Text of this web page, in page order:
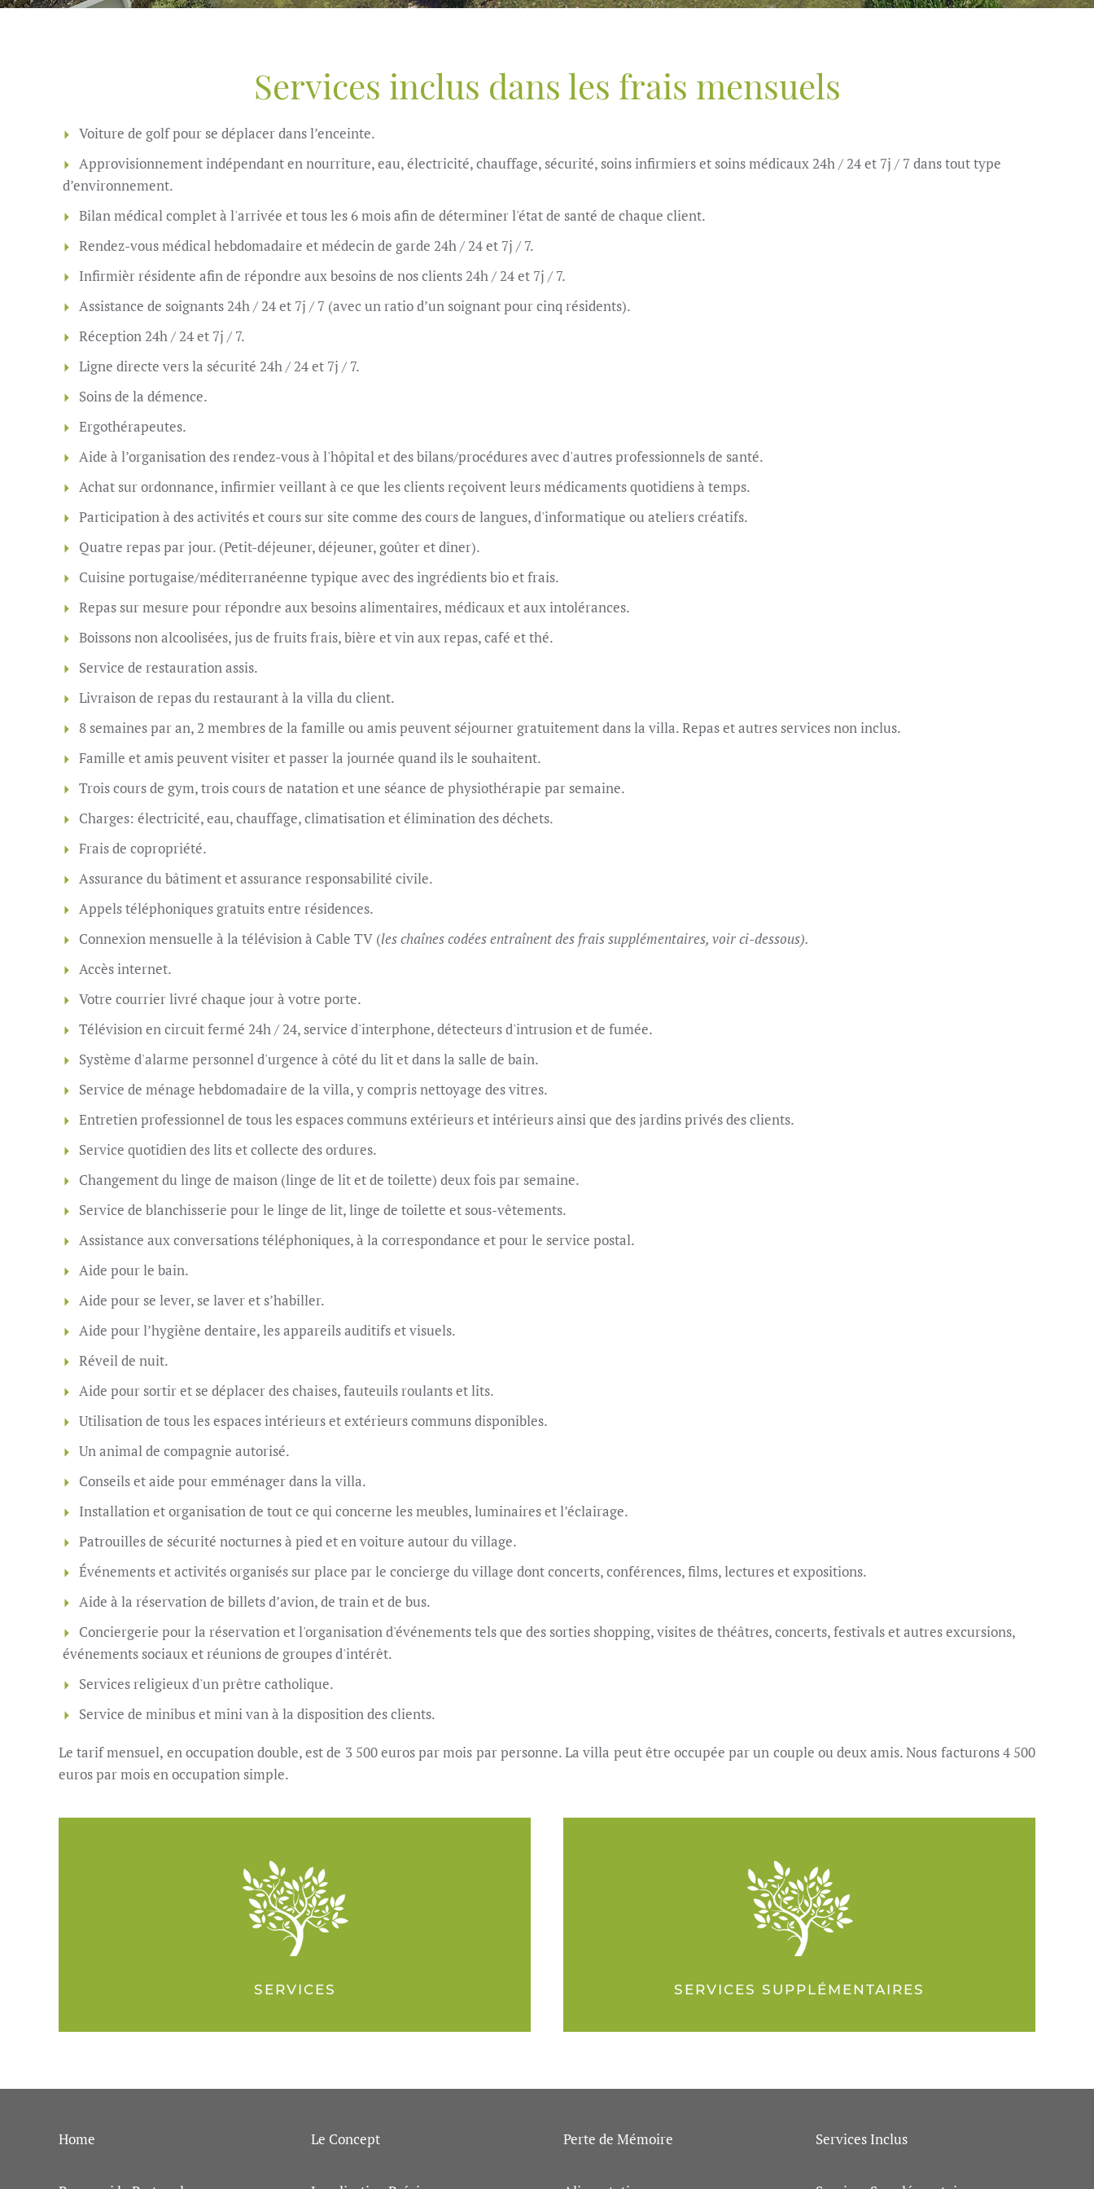
Services inclus dans les frais mensuels
Voiture de golf pour se déplacer dans l’enceinte.
Approvisionnement indépendant en nourriture, eau, électricité, chauffage, sécurité, soins infirmiers et soins médicaux 24h / 24 et 7j / 7 dans tout type
d’environnement.
Bilan médical complet à l'arrivée et tous les 6 mois afin de déterminer l'état de santé de chaque client.
Rendez-vous médical hebdomadaire et médecin de garde 24h / 24 et 7j / 7.
Infirmièr résidente afin de répondre aux besoins de nos clients 24h / 24 et 7j / 7.
Assistance de soignants 24h / 24 et 7j / 7 (avec un ratio d’un soignant pour cinq résidents).
Réception 24h / 24 et 7j / 7.
Ligne directe vers la sécurité 24h / 24 et 7j / 7.
Soins de la démence.
Ergothérapeutes.
Aide à l’organisation des rendez-vous à l'hôpital et des bilans/procédures avec d'autres professionnels de santé.
Achat sur ordonnance, infirmier veillant à ce que les clients reçoivent leurs médicaments quotidiens à temps.
Participation à des activités et cours sur site comme des cours de langues, d'informatique ou ateliers créatifs.
Quatre repas par jour. (Petit-déjeuner, déjeuner, goûter et dîner).
Cuisine portugaise/méditerranéenne typique avec des ingrédients bio et frais.
Repas sur mesure pour répondre aux besoins alimentaires, médicaux et aux intolérances.
Boissons non alcoolisées, jus de fruits frais, bière et vin aux repas, café et thé.
Service de restauration assis.
Livraison de repas du restaurant à la villa du client.
8 semaines par an, 2 membres de la famille ou amis peuvent séjourner gratuitement dans la villa. Repas et autres services non inclus.
Famille et amis peuvent visiter et passer la journée quand ils le souhaitent.
Trois cours de gym, trois cours de natation et une séance de physiothérapie par semaine.
Charges: électricité, eau, chauffage, climatisation et élimination des déchets.
Frais de copropriété.
Assurance du bâtiment et assurance responsabilité civile.
Appels téléphoniques gratuits entre résidences.
Connexion mensuelle à la télévision à Cable TV (les chaînes codées entraînent des frais supplémentaires, voir ci-dessous).
Accès internet.
Votre courrier livré chaque jour à votre porte.
Télévision en circuit fermé 24h / 24, service d'interphone, détecteurs d'intrusion et de fumée.
Système d'alarme personnel d'urgence à côté du lit et dans la salle de bain.
Service de ménage hebdomadaire de la villa, y compris nettoyage des vitres.
Entretien professionnel de tous les espaces communs extérieurs et intérieurs ainsi que des jardins privés des clients.
Service quotidien des lits et collecte des ordures.
Changement du linge de maison (linge de lit et de toilette) deux fois par semaine.
Service de blanchisserie pour le linge de lit, linge de toilette et sous-vêtements.
Assistance aux conversations téléphoniques, à la correspondance et pour le service postal.
Aide pour le bain.
Aide pour se lever, se laver et s’habiller.
Aide pour l’hygiène dentaire, les appareils auditifs et visuels.
Réveil de nuit.
Aide pour sortir et se déplacer des chaises, fauteuils roulants et lits.
Utilisation de tous les espaces intérieurs et extérieurs communs disponibles.
Un animal de compagnie autorisé.
Conseils et aide pour emménager dans la villa.
Installation et organisation de tout ce qui concerne les meubles, luminaires et l’éclairage.
Patrouilles de sécurité nocturnes à pied et en voiture autour du village.
Événements et activités organisés sur place par le concierge du village dont concerts, conférences, films, lectures et expositions.
Aide à la réservation de billets d’avion, de train et de bus.
Conciergerie pour la réservation et l'organisation d'événements tels que des sorties shopping, visites de théâtres, concerts, festivals et autres excursions,
événements sociaux et réunions de groupes d'intérêt.
Services religieux d'un prêtre catholique.
Service de minibus et mini van à la disposition des clients.
Le tarif mensuel, en occupation double, est de 3 500 euros par mois par personne. La villa peut être occupée par un couple ou deux amis. Nous facturons 4 500
euros par mois en occupation simple.
SERVICES SERVICES SUPPLÉMENTAIRES
Home Le Concept Perte de Mémoire Services Inclus